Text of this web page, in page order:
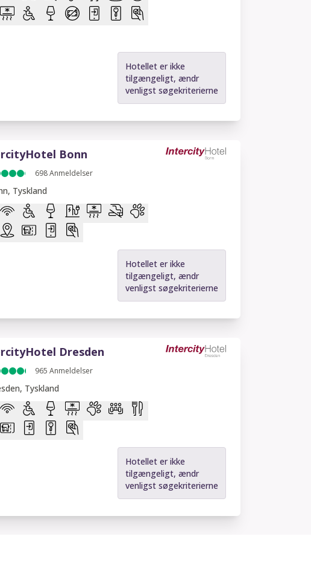
Hotellet er ikke
tilgængeligt, ændr
venligst søgekriterierne
Bonn
698Anmeldelser
Tyskland
Hotellet er ikke
tilgængeligt, ændr
venligst søgekriterierne
Dresden
965 Anmeldelser
Tyskland
Hotellet er ikke
tilgængeligt, ændr
venligst søgekriterierne